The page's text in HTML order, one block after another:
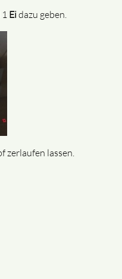
Eidazu geben.
zerlaufen lassen.